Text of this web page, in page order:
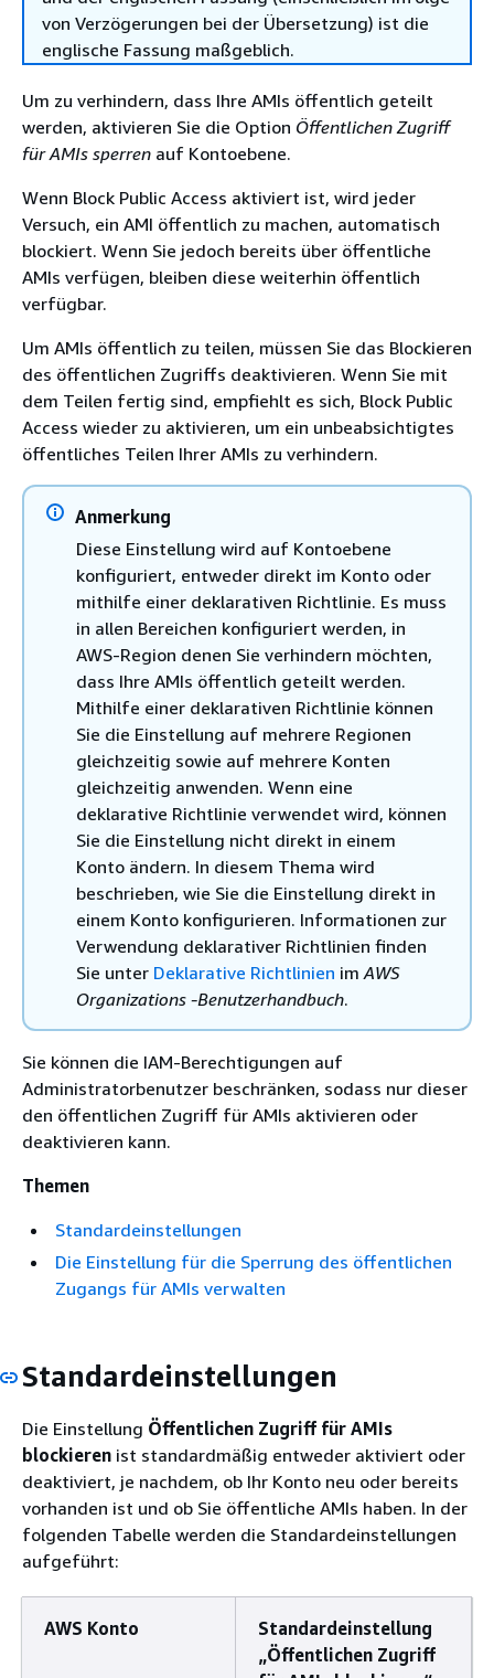
von Verzögerungen bei der Übersetzung) ist die
englische Fassung maßgeblich.
Um zu verhindern, dass Ihre AMIs öffentlich geteilt
werden, aktivieren Sie die Option Öffentlichen Zugriff
für AMIs sperren auf Kontoebene.
Wenn Block Public Access aktiviert ist, wird jeder
Versuch, ein AMI öffentlich zu machen, automatisch
blockiert. Wenn Sie jedoch bereits über öffentliche
AMIs verfügen, bleiben diese weiterhin öffentlich
verfügbar.
Um AMIs öffentlich zu teilen, müssen Sie das Blockieren
des öffentlichen Zugriffs deaktivieren. Wenn Sie mit
dem Teilen fertig sind, empfiehlt es sich, Block Public
Access wieder zu aktivieren, um ein unbeabsichtigtes
öffentliches Teilen Ihrer AMIs zu verhindern.
Anmerkung
Diese Einstellung wird auf Kontoebene
konfiguriert, entweder direkt im Konto oder
mithilfe einer deklarativen Richtlinie. Es muss
in allen Bereichen konfiguriert werden, in
AWS-Region denen Sie verhindern möchten,
dass Ihre AMIs öffentlich geteilt werden.
Mithilfe einer deklarativen Richtlinie können
Sie die Einstellung auf mehrere Regionen
gleichzeitig sowie auf mehrere Konten
gleichzeitig anwenden. Wenn eine
deklarative Richtlinie verwendet wird, können
Sie die Einstellung nicht direkt in einem
Konto ändern. In diesem Thema wird
beschrieben, wie Sie die Einstellung direkt in
einem Konto konfigurieren. Informationen zur
Verwendung deklarativer Richtlinien finden
Sie unter Deklarative Richtlinien imAWS
Organizations -Benutzerhandbuch.
Sie können die IAM-Berechtigungen auf
Administratorbenutzer beschränken, sodass nur dieser
den öffentlichen Zugriff für AMIs aktivieren oder
deaktivieren kann.
Themen
Standardeinstellungen
Die Einstellung für die Sperrung des öffentlichen
Zugangs für AMIs verwalten
Standardeinstellungen
Die Einstellung Öffentlichen Zugriff für AMIs
blockieren ist standardmäßig entweder aktiviert oder
deaktiviert, je nachdem, ob Ihr Konto neu oder bereits
vorhanden ist und ob Sie öffentliche AMIs haben. In der
folgenden Tabelle werden die Standardeinstellungen
aufgeführt:
AWS Konto
Standardeinstellung
„Öffentlichen Zugriff